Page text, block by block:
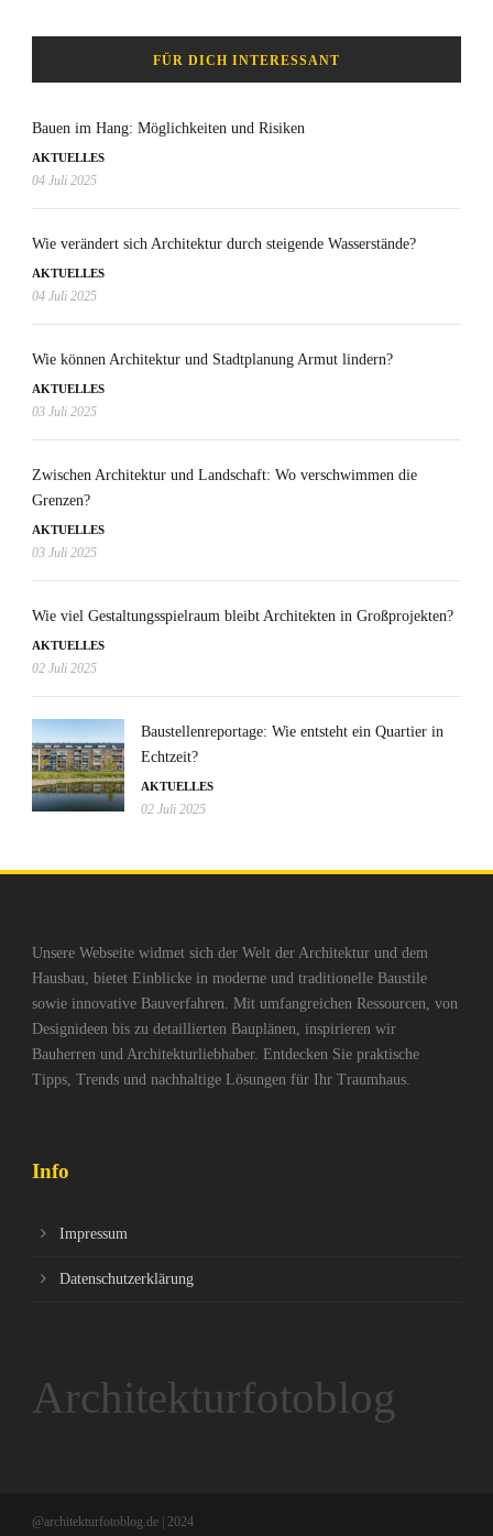
FÜR DICH INTERESSANT
Bauen im Hang: Möglichkeiten und Risiken
AKTUELLES
04 Juli 2025
Wie verändert sich Architektur durch steigende Wasserstände?
AKTUELLES
04 Juli 2025
Wie können Architektur und Stadtplanung Armut lindern?
AKTUELLES
03 Juli 2025
Zwischen Architektur und Landschaft: Wo verschwimmen die
Grenzen?
AKTUELLES
03 Juli 2025
Wie viel Gestaltungsspielraum bleibt Architekten in Großprojekten?
AKTUELLES
02 Juli 2025
Baustellenreportage: Wie entsteht ein Quartier in
Echtzeit?
AKTUELLES
02 Juli 2025
Unsere Webseite widmet sich der Welt der Architektur und dem
Hausbau, bietet Einblicke in moderne und traditionelle Baustile
sowie innovative Bauverfahren. Mit umfangreichen Ressourcen, von
Designideen bis zu detaillierten Bauplänen, inspirieren wir
Bauherren und Architekturliebhaber. Entdecken Sie praktische
Tipps, Trends und nachhaltige Lösungen für Ihr Traumhaus.
Info
Impressum
Datenschutzerklärung
Architekturfotoblog
@architekturfotoblog.de | 2024